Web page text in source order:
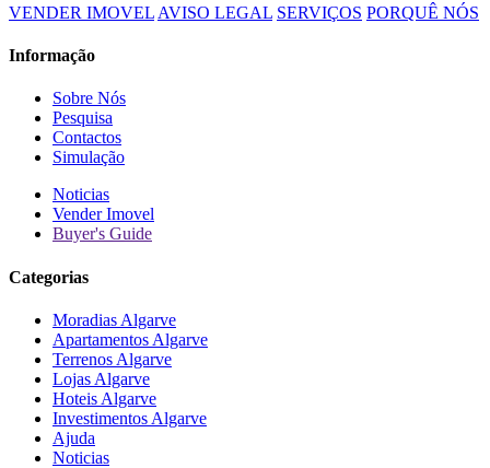
VENDER IMOVEL AVISO LEGAL SERVIÇOS PORQUÊ NÓS
Informação
Sobre Nós
Pesquisa
Contactos
Simulação
Noticias
Vender Imovel
Buyer's Guide
Categorias
Moradias Algarve
Apartamentos Algarve
Terrenos Algarve
Lojas Algarve
Hoteis Algarve
Investimentos Algarve
Ajuda
Noticias